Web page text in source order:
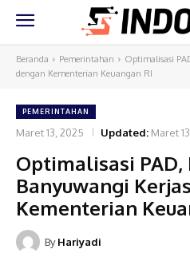
Beranda Pemerintahan
Optimalisasi
dengan Kementerian Keuangan RI
PEMERINTAHAN
Maret 13, 2025 Updated: Maret
Optimalisasi PAD,
Banyuwangi
Kementerian
By Hariyadi